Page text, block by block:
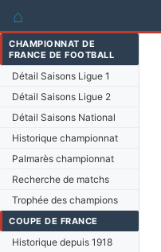
⌂
CHAMPIONNAT DE
FRANCE DE FOOTBALL
Détail Saisons Ligue 1
Détail Saisons Ligue 2
Détail Saisons National
Historique championnat
Palmarès championnat
Recherche de matchs
Trophée des champions
COUPE DE FRANCE
Historique depuis 1918